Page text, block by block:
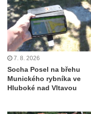
Újezd a Krauchthal v
Kamenném Újezdě
Socha na náměstí J.
Velešíně
Pomník J. V.
Velešíně
Pamětní deska
7. 8. 2026
Socha Posel na břehu
Munického rybníka ve
Hluboké nad Vltavou